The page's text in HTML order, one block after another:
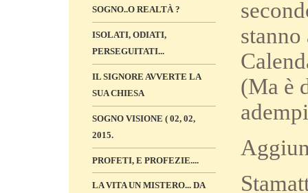
SOGNO..O REALTÀ ?
ISOLATI, ODIATI,
PERSEGUITATI...
IL SIGNORE AVVERTE LA
SUA CHIESA
SOGNO VISIONE ( 02, 02,
2015.
PROFETI, E PROFEZIE....
LA VITA UN MISTERO... DA
(Ma è